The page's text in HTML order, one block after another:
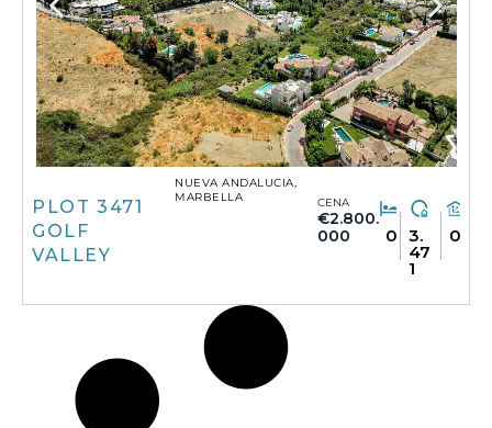
PLOT 3471
GOLF
VALLEY
NUEVA ANDALUCIA,
MARBELLA
CENA
€2.800.
000
0 3.
47
1
0